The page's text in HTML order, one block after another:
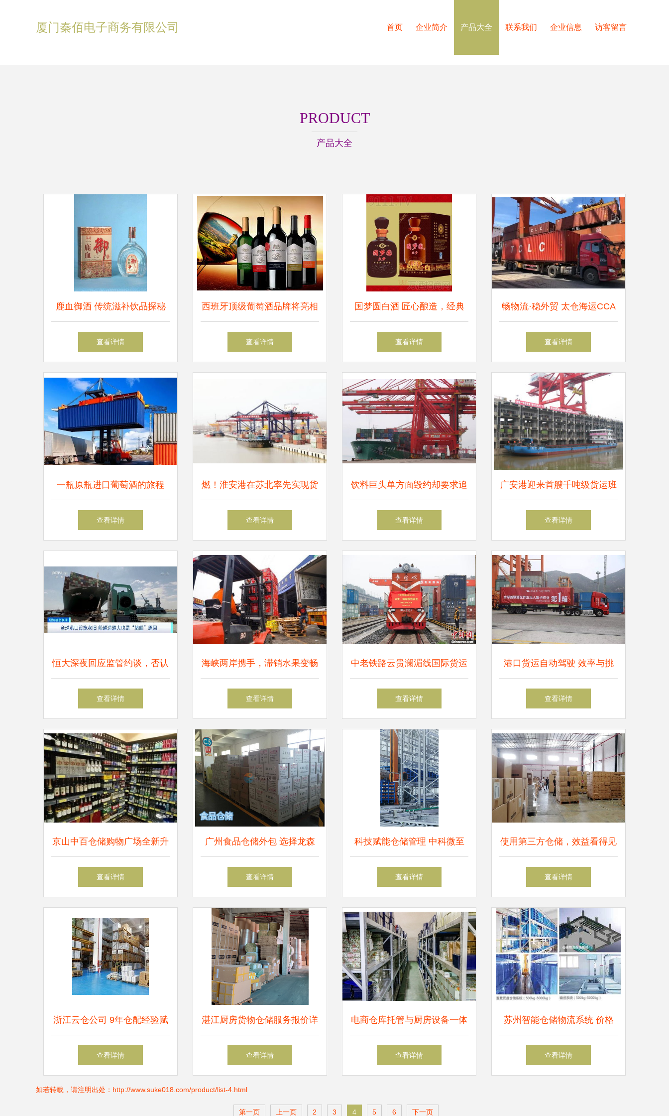
厦门秦佰电子商务有限公司 首页 企业简介 产品大全 联系我们 企业信息 访客留言
PRODUCT
产品大全
鹿血御酒 传统滋补饮品探秘
查看详情
西班牙顶级葡萄酒品牌将亮相
三亚海天盛筵饮料展
查看详情
国梦圆白酒 匠心酿造，经典
传承
查看详情
畅物流·稳外贸 太仓海运CCA
模式为货主解燃眉之急
查看详情
一瓶原瓶进口葡萄酒的旅程
从海外酒庄到你的杯中
查看详情
燃！淮安港在苏北率先实现货
物吞吐量超亿吨
查看详情
饮料巨头单方面毁约却要求追
加投资，傲慢姿态引市场哗然
查看详情
广安港迎来首艘千吨级货运班
轮，开启饮料运输新篇章
查看详情
恒大深夜回应监管约谈，否认
与小米合作传闻并澄清业务边
查看详情
海峡两岸携手，滞销水果变畅
销——物流城仓储服务助力台
查看详情
中老铁路云贵澜湄线国际货运
专列首发，仓储服务助力区域
查看详情
港口货运自动驾驶 效率与挑
战的双重考量
查看详情
京山中百仓储购物广场全新升
级搬迁，带动区域货运与港口
查看详情
广州食品仓储外包 选择龙森
专业仓储托管公司，助力高效
查看详情
科技赋能仓储管理 中科微至
助力客户降本增效
查看详情
使用第三方仓储，效益看得见
——从货运港口货物装卸谈起
查看详情
浙江云仓公司 9年仓配经验赋
能江浙沪电商仓储物流外包
查看详情
湛江厨房货物仓储服务报价详
析
查看详情
电商仓库托管与厨房设备一体
化 提升效率与拓展业务的创
查看详情
苏州智能仓储物流系统 价格
与服务商选择指南
查看详情
如若转载，请注明出处：http://www.suke018.com/product/list-4.html
第一页 上一页 2 3 4 5 6 下一页